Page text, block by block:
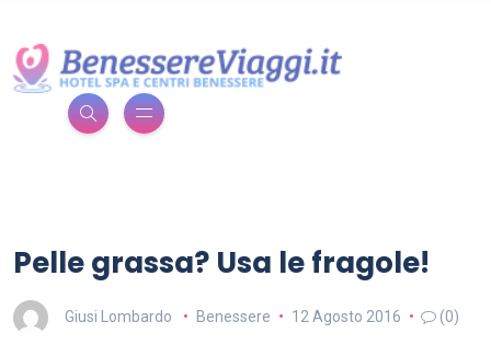
Pelle grassa? Usa le fragole!
Giusi Lombardo Benessere 12 Agosto 2016 (0)